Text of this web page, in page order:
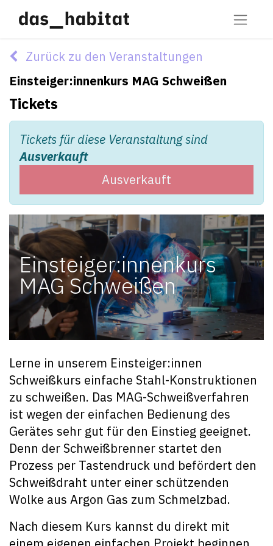
Zurück zu den Veranstaltungen
Einsteiger:innenkurs MAG Schweißen
Tickets
Tickets für diese Veranstaltung sind
Ausverkauft
Ausverkauft
Einsteiger:innenkurs
MAG Schweißen
Lerne in unserem Einsteiger:innen
Schweißkurs einfache Stahl-Konstruktionen
zu schweißen. Das MAG-Schweißverfahren
ist wegen der einfachen Bedienung des
Gerätes sehr gut für den Einstieg geeignet.
Denn der Schweißbrenner startet den
Prozess per Tastendruck und befördert den
Schweißdraht unter einer schützenden
Wolke aus Argon Gas zum Schmelzbad.
Nach diesem Kurs kannst du direkt mit